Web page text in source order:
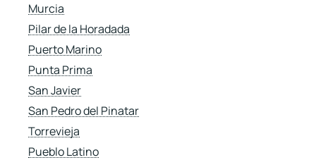
Murcia
Pilar de la Horadada
Puerto Marino
Punta Prima
San Javier
San Pedro del Pinatar
Torrevieja
Pueblo Latino